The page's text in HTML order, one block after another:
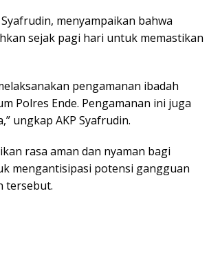
menyampaikan bahwa
sejak pagi hari untuk memastikan
pengamanan ibadah
Polres Ende. Pengamanan ini juga
ungkap AKP Syafrudin.
rasa aman dan nyaman bagi
mengantisipasi potensi gangguan
tersebut.